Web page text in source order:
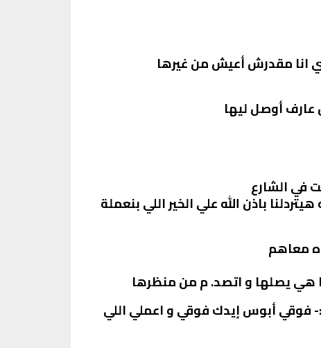
انا مقدرش أعيش من غيرها
عارف أوصل ليها
في الشارع
باذن الله علي الخير اللي بنعملة
معاهم
هي يصلها و اتصد. م من منظرها
فوقي أبوس إيدك فوقي و اعملي اللي